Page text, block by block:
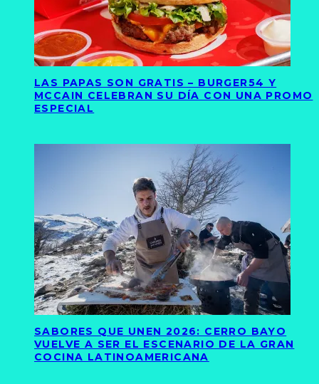
LAS PAPAS SON GRATIS – BURGER54 Y
MCCAIN CELEBRAN SU DÍA CON UNA PROMO
ESPECIAL
SABORES QUE UNEN 2026: CERRO BAYO
VUELVE A SER EL ESCENARIO DE LA GRAN
COCINA LATINOAMERICANA